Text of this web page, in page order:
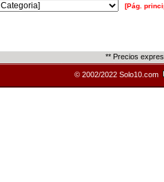
[Pág.
** Precios
© 2002/2022 Solo10.com